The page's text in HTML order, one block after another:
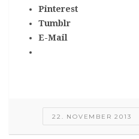
Pinterest
Tumblr
E-Mail
22. NOVEMBER 2013